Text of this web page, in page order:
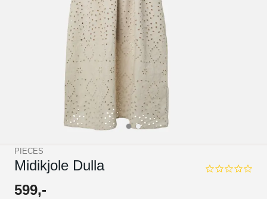
PIECES
Midikjole Dulla
0.0
599,-